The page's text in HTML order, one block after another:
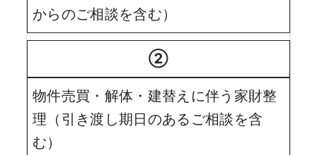
からのご相談を含む）
②
物件売買・解体・建替えに伴う家財整
理（引き渡し期日のあるご相談を含
む）